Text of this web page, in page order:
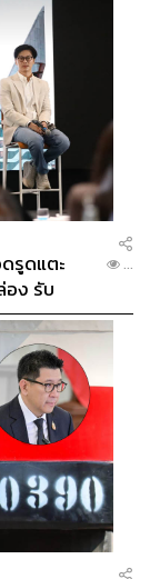
รูดแตะ
อง รับ
...